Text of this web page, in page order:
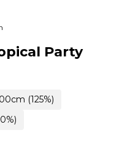
Party
(125%)